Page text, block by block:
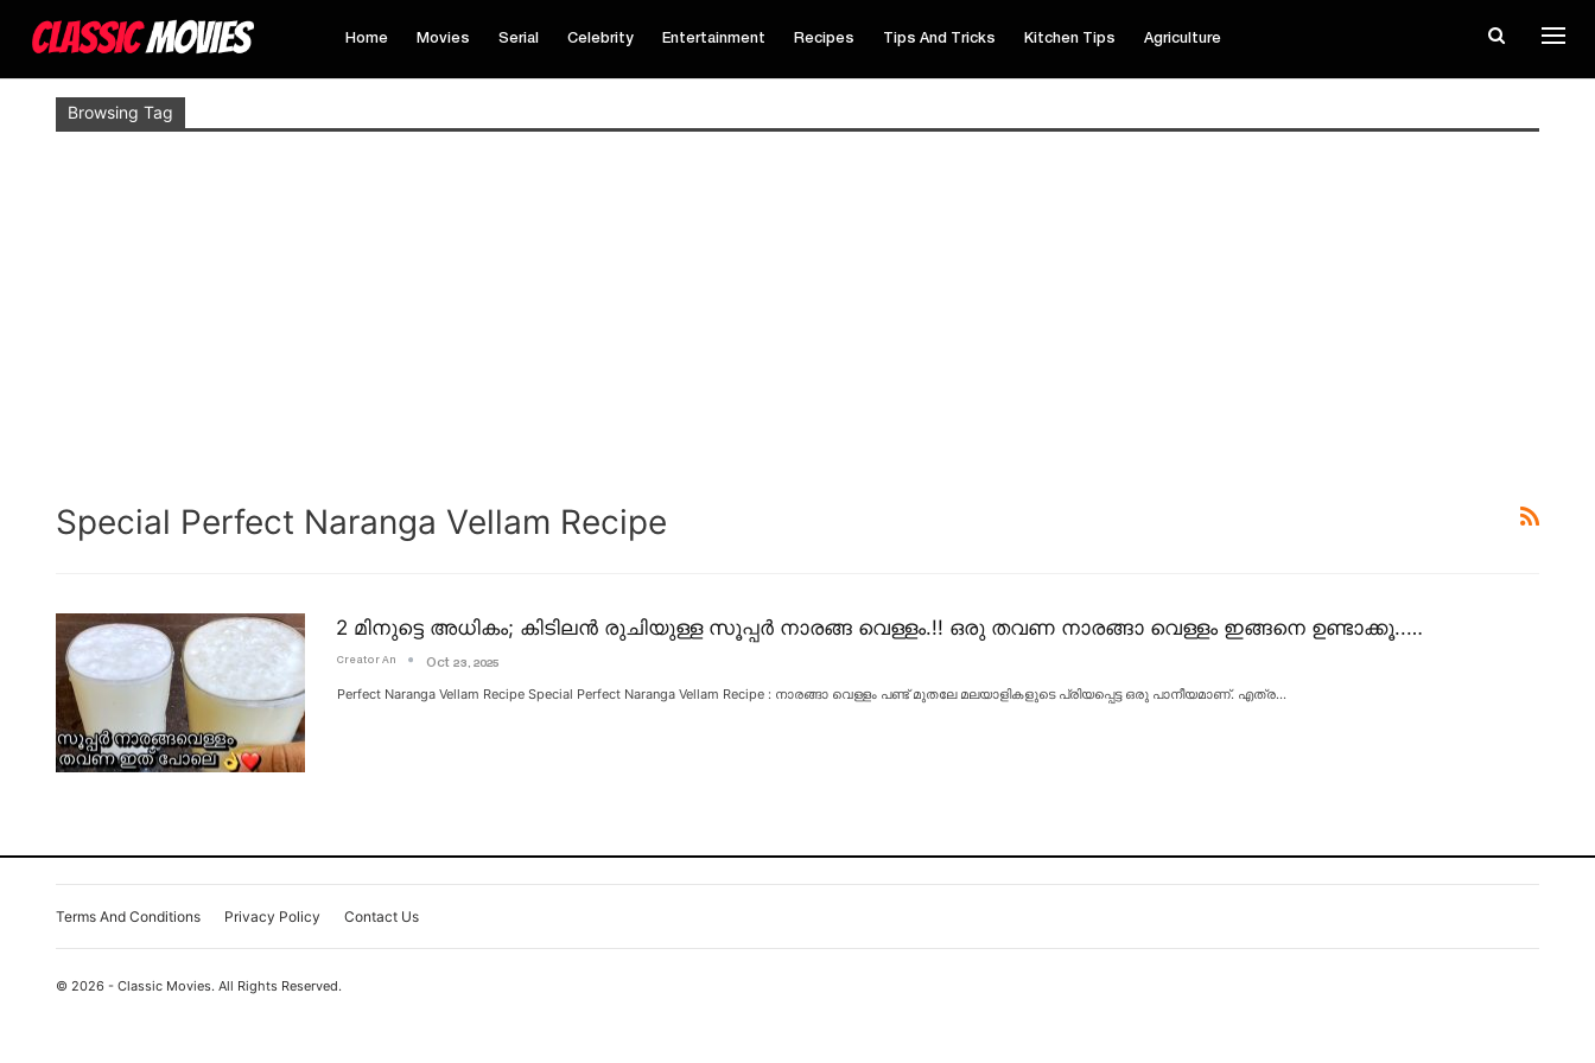
Home Movies Serial Celebrity Entertainment Recipes Tips And Tricks Kitchen Tips Agriculture
Browsing Tag
Special Perfect Naranga Vellam Recipe
2 മിനുട്ടെ അധികം; കിടിലൻ രുചിയുള്ള സൂപ്പർ നാരങ്ങ വെള്ളം.!! ഒരു തവണ നാരങ്ങാ വെള്ളം ഇങ്ങനെ ഉണ്ടാക്കൂ..…
Creator An Oct 23, 2025
Perfect Naranga Vellam Recipe Special Perfect Naranga Vellam Recipe : നാരങ്ങാ വെള്ളം പണ്ട് മുതലേ മലയാളികളുടെ പ്രിയപ്പെട്ട ഒരു പാനീയമാണ്. എത്ര…
Terms And Conditions Privacy Policy Contact Us
© 2026 - Classic Movies. All Rights Reserved.